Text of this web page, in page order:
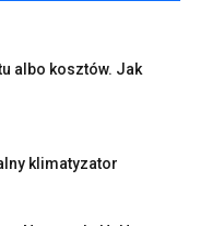
albo kosztów. Jak
klimatyzator